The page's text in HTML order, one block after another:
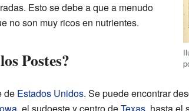
Esto se debe a que a menudo
no son muy ricos en nutrientes.
Postes?
de Estados Unidos. Se puede encontrar